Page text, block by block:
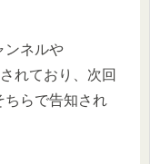
ンネルや
れており、次回
ちらで告知され